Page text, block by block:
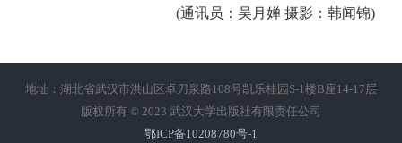
(通讯员：吴月婵 摄影：韩闻锦)
地址：湖北省武汉市洪山区卓刀泉路108号凯乐桂园S-1楼B座14-17层
版权所有 © 2023 武汉大学出版社有限责任公司
鄂ICP备10208780号-1